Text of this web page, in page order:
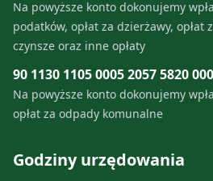
Na powyższe konto dokonujemy
podatków, opłat za dzierżawy, opłat
czynsze oraz inne opłaty
90 1130 1105 0005 2057 5820
Na powyższe konto dokonujemy
opłat za odpady komunalne
Godziny urzędowania